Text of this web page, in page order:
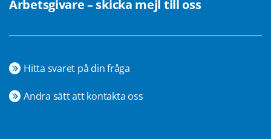
Arbetsgivare – skicka mejl till oss
Hitta svaret på din fråga
Andra sätt att kontakta oss